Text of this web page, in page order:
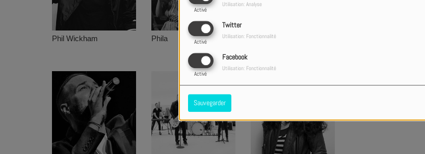
Activé
Utilisation: Analyse
Twitter
Activé
Utilisation: Fonctionnalité
Facebook
Activé
Utilisation: Fonctionnalité
Sauvegarder
Phil Wickham Phila Philippa Hanna